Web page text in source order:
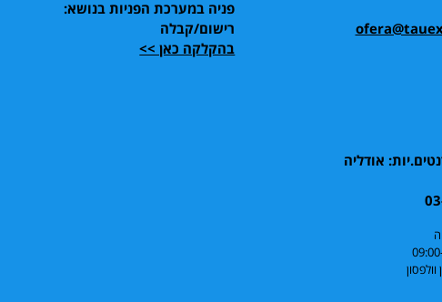
פניה במערכת הפניות בנושא:
רישום/קבלה
בהקלקה כאן >>
אודליה